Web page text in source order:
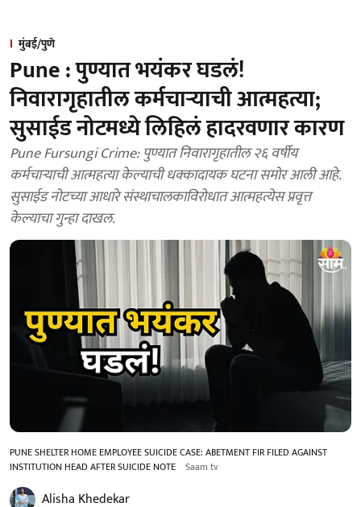
मुंबई/पुणे
Pune : पुण्यात भयंकर घडलं!
निवारागृहातील कर्मचाऱ्याची आत्महत्या;
सुसाईड नोटमध्ये लिहिलं हादरवणार कारण
Pune Fursungi Crime: पुण्यात निवारागृहातील २६ वर्षीय
कर्मचाऱ्याची आत्महत्या केल्याची धक्कादायक घटना समोर आली आहे.
सुसाईड नोटच्या आधारे संस्थाचालकाविरोधात आत्महत्येस प्रवृत्त
केल्याचा गुन्हा दाखल.
PUNE SHELTER HOME EMPLOYEE SUICIDE CASE: ABETMENT FIR FILED AGAINST
INSTITUTION HEAD AFTER SUICIDE NOTE Saam tv
Alisha Khedekar